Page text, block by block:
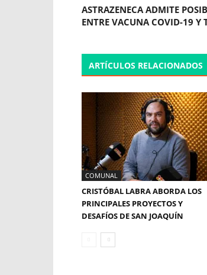
ASTRAZENECA ADMITE
ENTRE VACUNA COVID-19 Y
ARTÍCULOS RELACIONADOS
COMUNAL
CRISTÓBAL LABRA ABORDA LOS
PRINCIPALES PROYECTOS Y
DESAFÍOS DE SAN JOAQUÍN